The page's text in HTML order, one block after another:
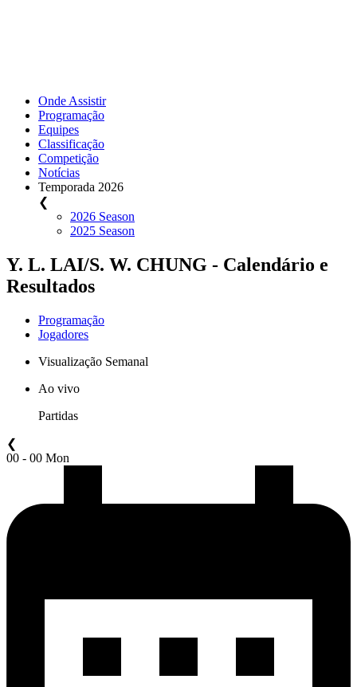
Onde Assistir
Programação
Equipes
Classificação
Competição
Notícias
Temporada 2026
❮
2026 Season
2025 Season
Y. L. LAI/S. W. CHUNG - Calendário e
Resultados
Programação
Jogadores
Visualização Semanal
Ao vivo
Partidas
❮
00 - 00 Mon